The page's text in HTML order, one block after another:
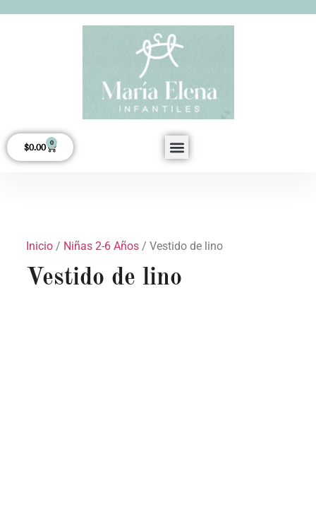
$0.00 0
Inicio/ Niñas 2-6 Años/ Vestido de lino
Vestido de lino